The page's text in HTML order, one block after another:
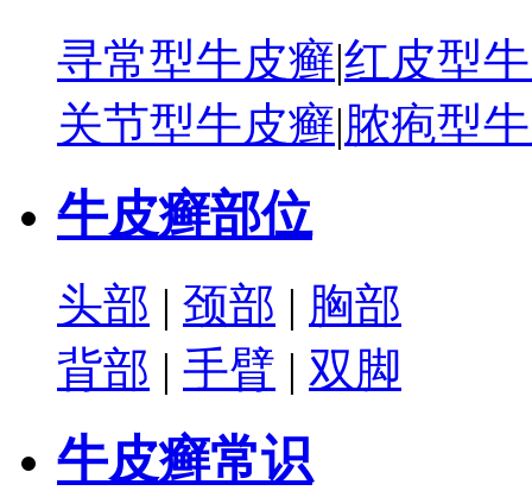
寻常型牛皮癣|红皮型
关节型牛皮癣|脓疱型
牛皮癣部位
头部 | 颈部 | 胸部
背部 | 手臂 | 双脚
牛皮癣常识